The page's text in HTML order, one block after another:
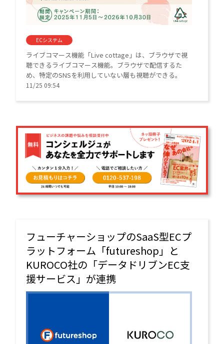
ECシステム
ライブコマース機能「Live cottage」は、ブラウザで視
聴できるライブコマース機能。ブラウザで配信するた
め、特定のSNSを利用していない層も視聴ができる。
11/25 09:54
フューチャーショップのSaaS型ECプ
ラットフォーム「futureshop」と
KUROCO社の「データドリブンEC支
援サービス」が連携